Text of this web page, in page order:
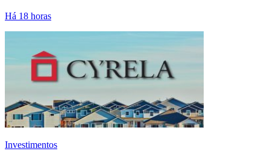
Há 18 horas
Investimentos